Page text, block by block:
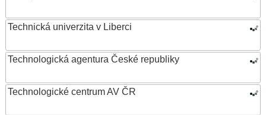
Technická univerzita v Liberci
Technologická agentura České republiky
Technologické centrum AV ČR